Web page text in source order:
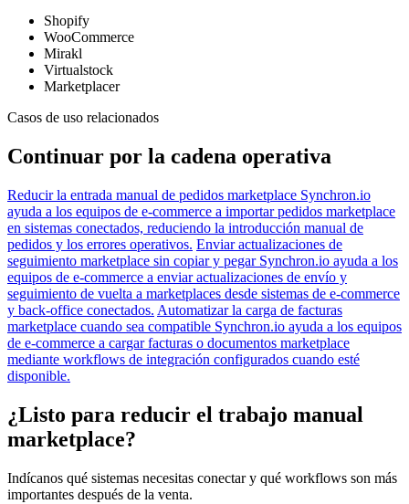
Shopify
WooCommerce
Mirakl
Virtualstock
Marketplacer
Casos de uso relacionados
Continuar por la cadena operativa
Reducir la entrada manual de pedidos marketplace Synchron.io
ayuda a los equipos de e-commerce a importar pedidos marketplace
en sistemas conectados, reduciendo la introducción manual de
pedidos y los errores operativos. Enviar actualizaciones de
seguimiento marketplace sin copiar y pegar Synchron.io ayuda a los
equipos de e-commerce a enviar actualizaciones de envío y
seguimiento de vuelta a marketplaces desde sistemas de e-commerce
y back-office conectados. Automatizar la carga de facturas
marketplace cuando sea compatible Synchron.io ayuda a los equipos
de e-commerce a cargar facturas o documentos marketplace
mediante workflows de integración configurados cuando esté
disponible.
¿Listo para reducir el trabajo manual
marketplace?
Indícanos qué sistemas necesitas conectar y qué workflows son más
importantes después de la venta.